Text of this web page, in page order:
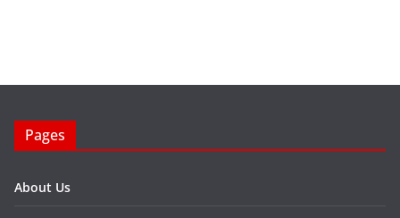
Pages
About Us